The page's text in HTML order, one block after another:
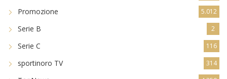
Promozione 5.012
Serie B 2
Serie C 116
sportinoro TV 314